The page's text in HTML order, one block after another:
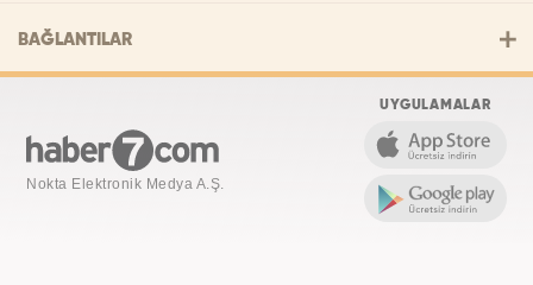
BAĞLANTILAR
Nokta Elektronik Medya A.Ş.
UYGULAMALAR